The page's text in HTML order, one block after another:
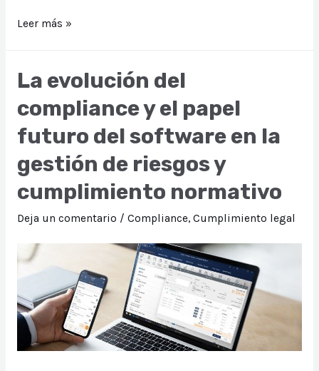
5
para
garantizar
Cumplimiento
Normativo
la
Industria
Minería
Hidrocarburos
Leer más »
La evolución del
compliance y el papel
futuro del software en la
gestión de riesgos y
cumplimiento normativo
Deja un comentario / Compliance, Cumplimiento legal